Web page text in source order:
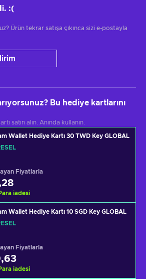
:(
Ürün tekrar satışa çıkınca sizi e-postayla
Bu hediye kartlarını
satın alın. Anında kullanın.
Wallet Hediye Kartı 30 TWD Key GLOBAL
Fiyatlarla
iadesi
Wallet Hediye Kartı 10 SGD Key GLOBAL
Fiyatlarla
iadesi